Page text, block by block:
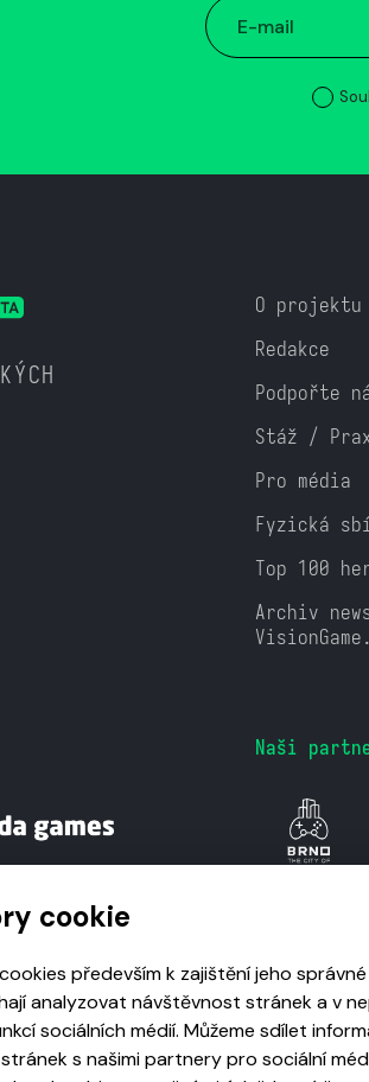
O projektu
Redakce
Podpořte
Stáž /
Pro média
Fyzická
Top 100
Archiv
Naši
cookie
především k zajištění jeho správné
analyzovat návštěvnost stránek a v
sociálních médií. Můžeme sdílet
s našimi partnery pro sociální